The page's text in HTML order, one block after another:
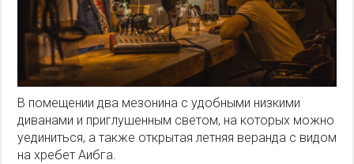
В помещении два мезонина с удобными низкими
диванами и приглушенным светом, на которых можно
уединиться, а также открытая летняя веранда с видом
на хребет Аибга.